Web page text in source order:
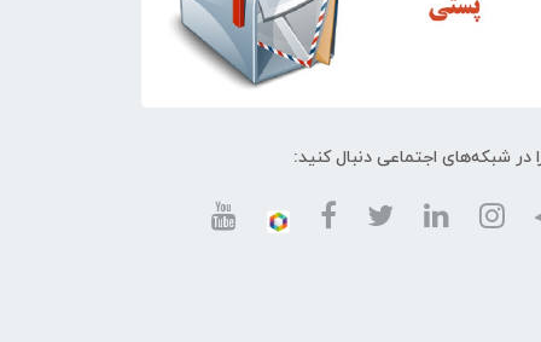
در شبکه‌های اجتماعی دنبال کنید: